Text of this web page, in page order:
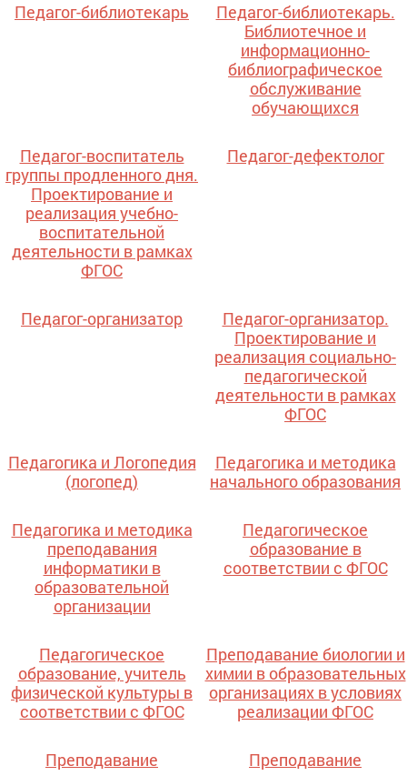
Педагог-библиотекарь
Педагог-библиотекарь.
Библиотечное и
информационно-
библиографическое
обслуживание
обучающихся
Педагог-воспитатель
группы продленного дня.
Проектирование и
реализация учебно-
воспитательной
деятельности в рамках
ФГОС
Педагог-дефектолог
Педагог-организатор
Педагог-организатор.
Проектирование и
реализация социально-
педагогической
деятельности в рамках
ФГОС
Педагогика и Логопедия
(логопед)
Педагогика и методика
начального образования
Педагогика и методика
преподавания
информатики в
образовательной
организации
Педагогическое
образование в
соответствии с ФГОС
Педагогическое
образование, учитель
физической культуры в
соответствии с ФГОС
Преподавание биологии и
химии в образовательных
организациях в условиях
реализации ФГОС
Преподавание
Преподавание